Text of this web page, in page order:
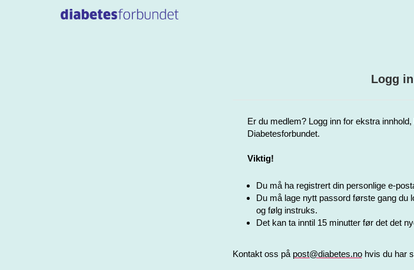
Logg
Er du medlem? Logg inn for ekstra
Diabetesforbundet.
Viktig!
Du må ha registrert din personlige e-
Du må lage nytt passord første gang du
og følg instruks.
Det kan ta inntil 15 minutter før det det
Kontakt oss på post@diabetes.nohvis du har